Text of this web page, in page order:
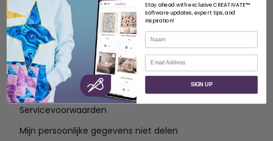
OVER
Over SVP Wereldwijd
Neem contact op met
Servicevoorwaarden
Mijn persoonlijke gegevens niet delen
Stay ahead with exclusive CREATIVATE™
software updates, expert tips, and
inspiration!
Naam
E-mail
SIGN UP